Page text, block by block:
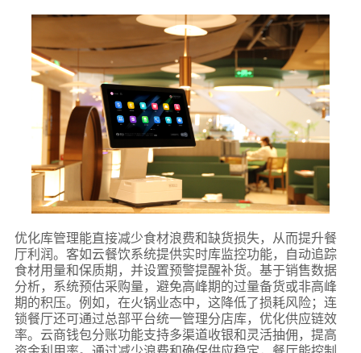
优化库管理能直接减少食材浪费和缺货损失，从而提升餐
厅利润。客如云餐饮系统提供实时库监控功能，自动追踪
食材用量和保质期，并设置预警提醒补货。基于销售数据
分析，系统预估采购量，避免高峰期的过量备货或非高峰
期的积压。例如，在火锅业态中，这降低了损耗风险；连
锁餐厅还可通过总部平台统一管理分店库，优化供应链效
率。云商钱包分账功能支持多渠道收银和灵活抽佣，提高